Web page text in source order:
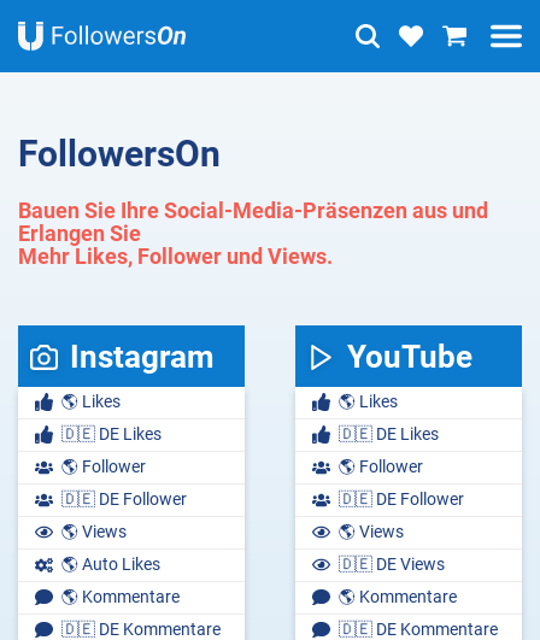
FollowersOn
Bauen Sie Ihre Social-Media-Präsenzen aus und
Erlangen Sie
Mehr Likes, Follower und Views.
Instagram
🌎 Likes
🇩🇪 DE Likes
🌎 Follower
🇩🇪 DE Follower
🌎 Views
🌎 Auto Likes
🌎 Kommentare
🇩🇪 DE Kommentare
YouTube
🌎 Likes
🇩🇪 DE Likes
🌎 Follower
🇩🇪 DE Follower
🌎 Views
🇩🇪 DE Views
🌎 Kommentare
🇩🇪 DE Kommentare